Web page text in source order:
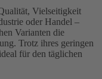
Vielseitigkeit
oder Handel –
Varianten die
Trotz ihres geringen
für den täglichen